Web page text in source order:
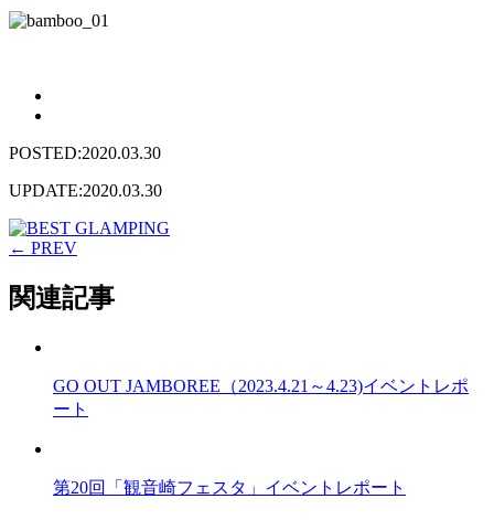
POSTED:2020.03.30
UPDATE:2020.03.30
← PREV
関連記事
GO OUT JAMBOREE（2023.4.21～4.23)イベントレポ
ート
第20回「観音崎フェスタ」イベントレポート